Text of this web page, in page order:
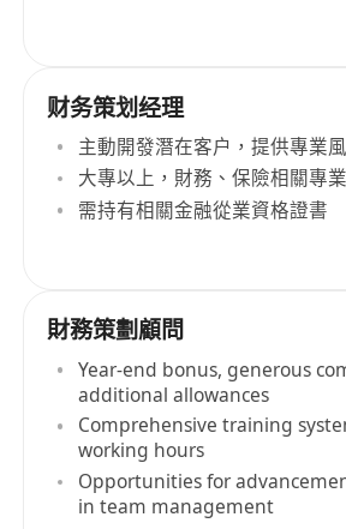
财务策划经理
主動開發潛在客户，提供專業
大專以上，財務、保險相關專
需持有相關金融從業資格證書
財務策劃顧問
Year-end bonus, generous
additional allowances
Comprehensive training
working hours
Opportunities for
in team management